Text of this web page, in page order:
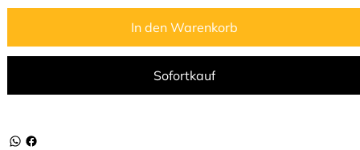
In den Warenkorb
Sofortkauf